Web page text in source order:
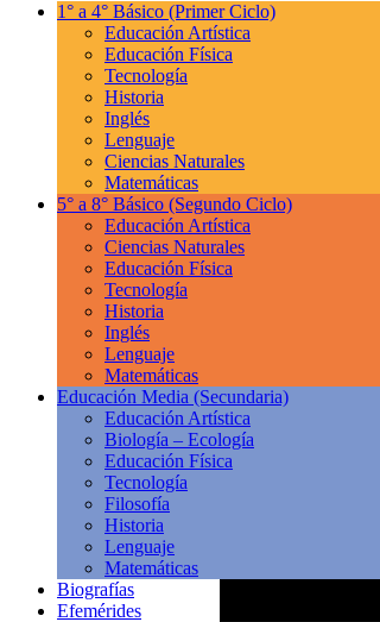
1° a 4° Básico (Primer Ciclo)
Educación Artística
Educación Física
Tecnología
Historia
Inglés
Lenguaje
Ciencias Naturales
Matemáticas
5° a 8° Básico (Segundo Ciclo)
Educación Artística
Ciencias Naturales
Educación Física
Tecnología
Historia
Inglés
Lenguaje
Matemáticas
Educación Media (Secundaria)
Educación Artística
Biología – Ecología
Educación Física
Tecnología
Filosofía
Historia
Lenguaje
Matemáticas
Biografías
Efemérides